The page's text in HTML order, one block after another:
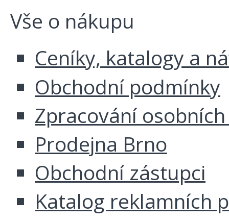
Vše o nákupu
Ceníky, katalogy a
Obchodní podmínky
Zpracování
Prodejna Brno
Obchodní zástupci
Katalog reklamních